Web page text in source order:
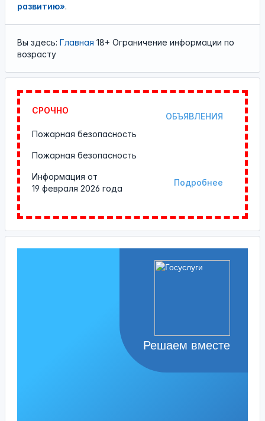
развитию».
Вы здесь: Главная 18+ Ограничение информации по
возрасту
СРОЧНО
ОБЪЯВЛЕНИЯ
Пожарная безопасность
Пожарная безопасность
Подробнее
Информация от
19 февраля 2026 года
Решаем вместе